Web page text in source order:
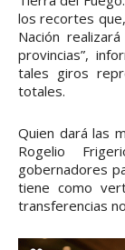
los recortes
Nación
provincias”,
tales giros
totales.
Quien dará las
Rogelio
gobernadores
tiene como
transferencias